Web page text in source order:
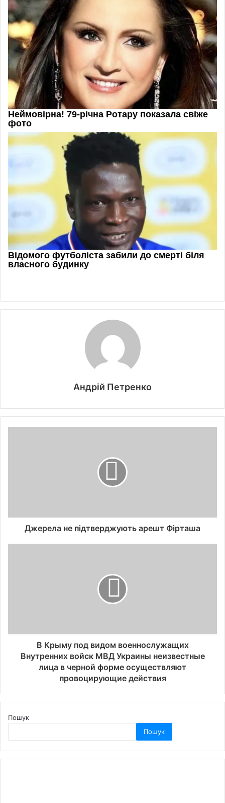
Андрій Петренко
Джерела не підтверджують арешт Фірташа
В Крыму под видом военнослужащих
Внутренних войск МВД Украины неизвестные
лица в черной форме осуществляют
провоцирующие действия
Пошук
Пошук